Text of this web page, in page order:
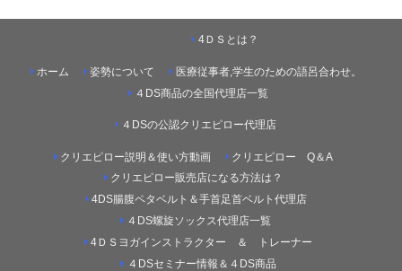
ホーム
4ＤＳとは？
姿勢について
医療従事者,学生のための語呂合わせ。
４DS商品の全国代理店一覧
４DSの公認クリエピロー代理店
クリエピロー説明＆使い方動画
クリエピロー Q＆A
クリエピロー販売店になる方法は？
4DS腸腹ペタベルト＆手首足首ベルト代理店
４DS螺旋ソックス代理店一覧
4ＤＳヨガインストラクター ＆ トレーナー
４DSセミナー情報＆４DS商品